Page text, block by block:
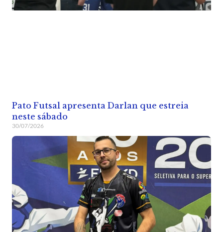
Pato Futsal apresenta Darlan que estreia
neste sábado
30/07/2026